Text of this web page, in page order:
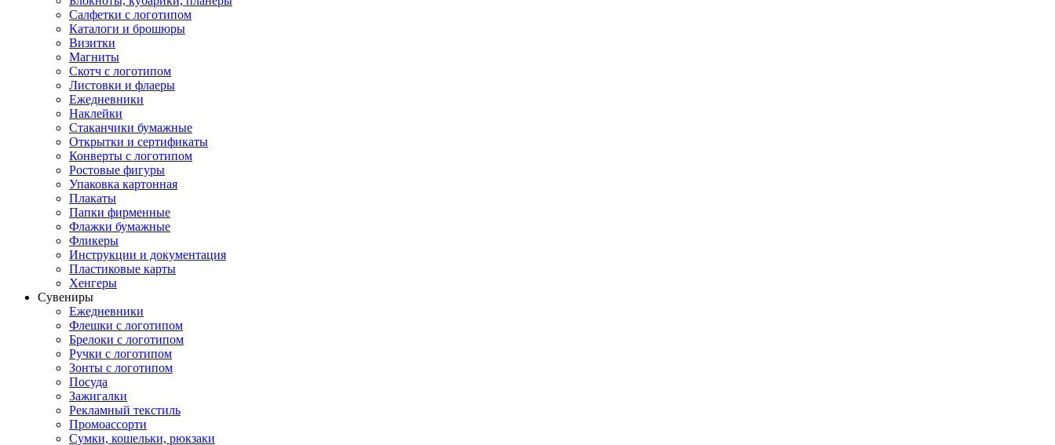
Салфетки с логотипом
Каталоги и брошюры
Визитки
Магниты
Скотч с логотипом
Листовки и флаеры
Ежедневники
Наклейки
Стаканчики бумажные
Открытки и сертификаты
Конверты с логотипом
Ростовые фигуры
Упаковка картонная
Плакаты
Папки фирменные
Флажки бумажные
Фликеры
Инструкции и документация
Пластиковые карты
Хенгеры
Сувениры
Ежедневники
Флешки с логотипом
Брелоки с логотипом
Ручки с логотипом
Зонты с логотипом
Посуда
Зажигалки
Рекламный текстиль
Промоассорти
Сумки, кошельки, рюкзаки